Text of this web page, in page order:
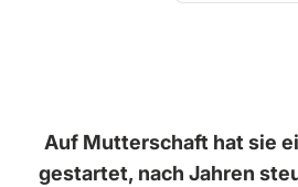
Auf Mutterschaft hat sie
gestartet, nach Jahren